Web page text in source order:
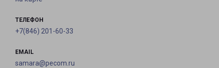
ТЕЛЕФОН
+7(846) 201-60-33
EMAIL
samara@pecom.ru